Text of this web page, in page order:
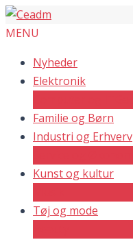
MENU
Nyheder
Elektronik
Familie og Børn
Industri og Erhverv
Kunst og kultur
Tøj og mode